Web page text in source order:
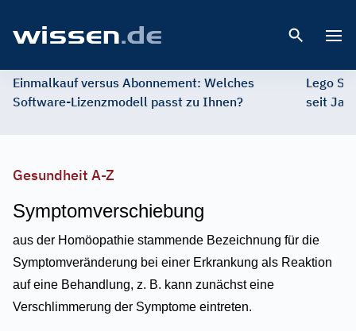
Einmalkauf versus Abonnement: Welches
Software-Lizenzmodell passt zu Ihnen?
Lego
seit
Gesundheit A-Z
Symptomverschiebung
aus der Homöopathie stammende Bezeichnung für die
Symptomveränderung bei einer Erkrankung als Reaktion
auf eine Behandlung, z. B. kann zunächst eine
Verschlimmerung der Symptome eintreten.